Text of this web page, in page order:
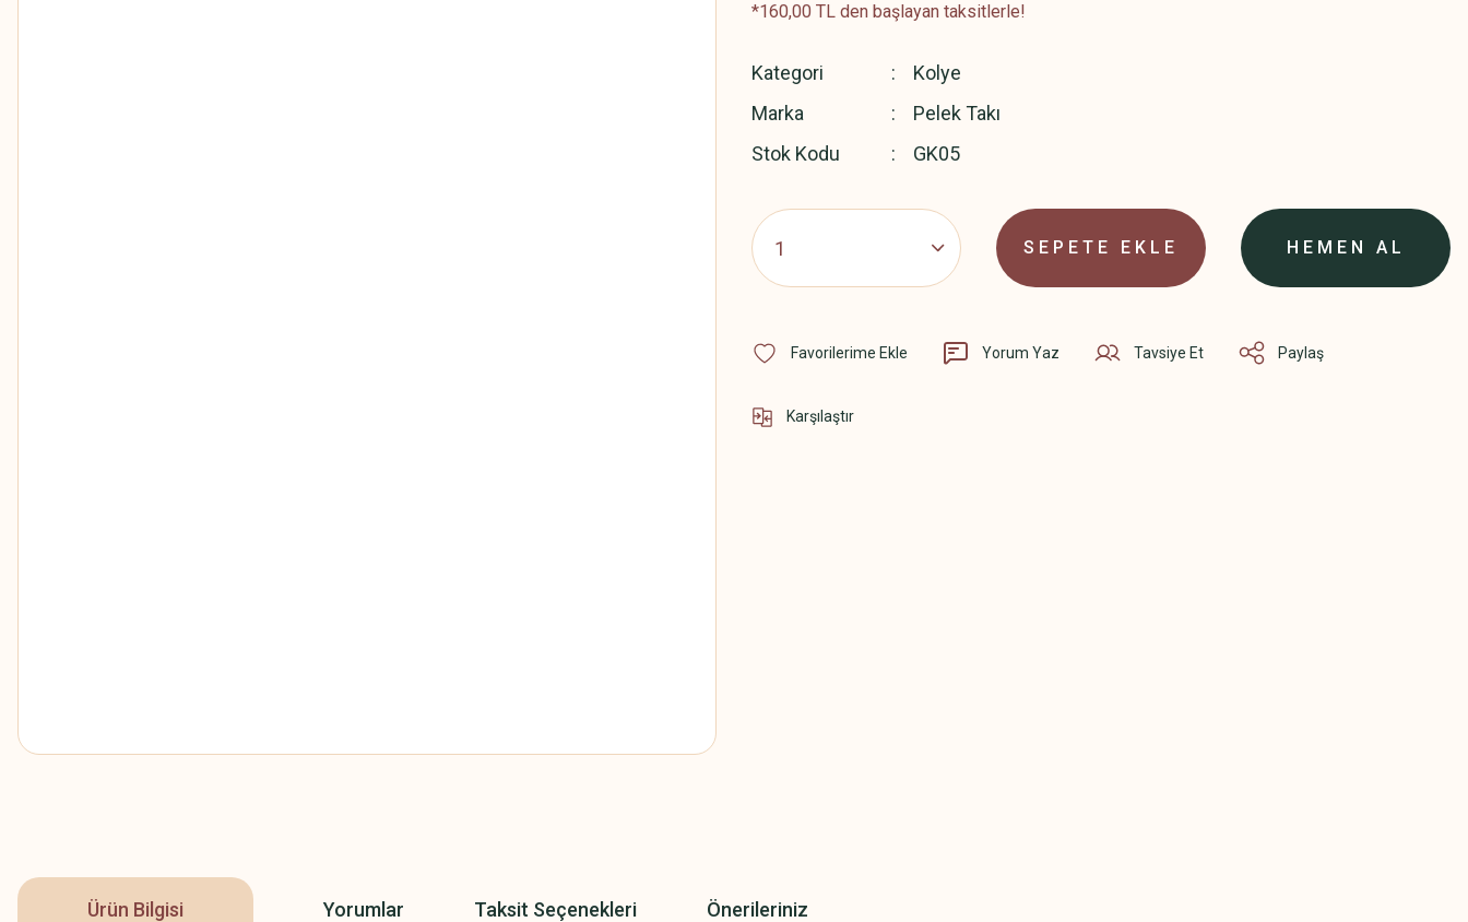
*160,00 TL den başlayan taksitlerle!
Kategori
Kolye
Marka
Pelek Takı
Stok Kodu
GK05
SEPETE EKLE HEMEN AL
Yorum Yaz Tavsiye Et Paylaş
Karşılaştır
Ürün Bilgisi Yorumlar Taksit Seçenekleri Önerileriniz